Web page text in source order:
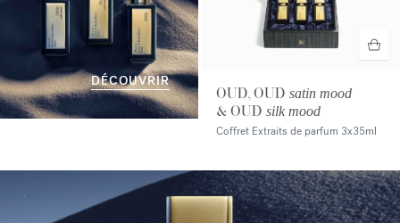
DÉCOUVRIR
OUD, OUD satin mood
& OUD silk mood
Coffret Extraits de parfum 3x35ml